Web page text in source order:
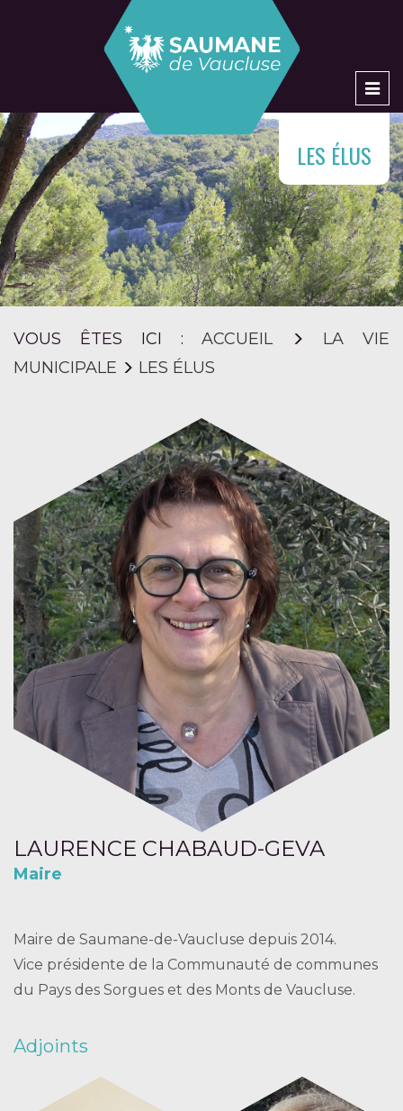
LES ÉLUS
VOUS ÊTES ICI : ACCUEIL
LA VIE
MUNICIPALE
LES ÉLUS
LAURENCE CHABAUD-GEVA
Maire
Maire de Saumane-de-Vaucluse depuis 2014.
Vice présidente de la Communauté de communes
du Pays des Sorgues et des Monts de Vaucluse.
Adjoints